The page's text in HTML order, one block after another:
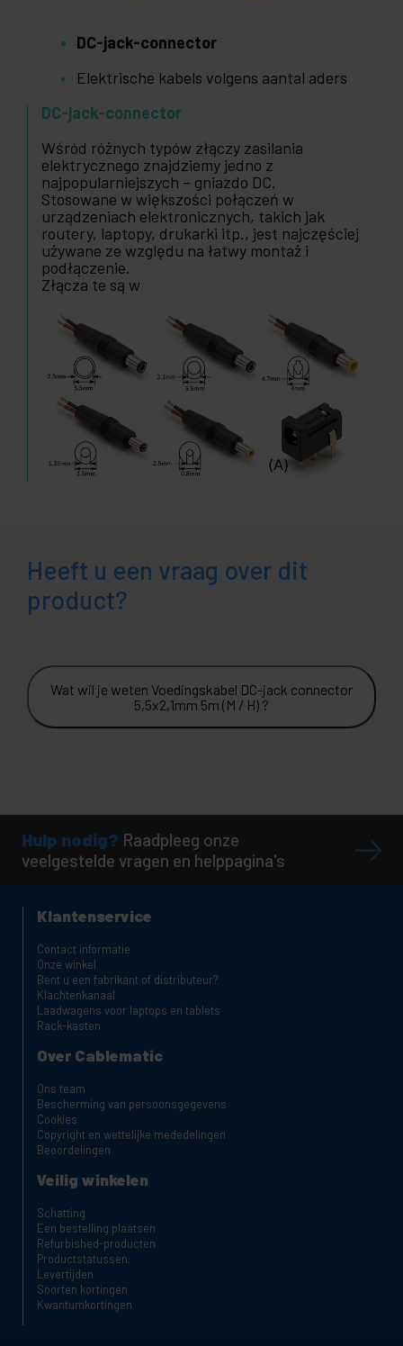
DC-jack-connector
Elektrische kabels volgens aantal aders
DC-jack-connector
Wśród różnych typów złączy zasilania
elektrycznego znajdziemy jedno z
najpopularniejszych – gniazdo DC.
Stosowane w większości połączeń w
urządzeniach elektronicznych, takich jak
routery, laptopy, drukarki itp., jest najczęściej
używane ze względu na łatwy montaż i
podłączenie.
Złącza te są w
Heeft u een vraag over dit
product?
Wat wil je weten Voedingskabel DC-jack connector
5,5x2,1mm 5m (M / H) ?
Hulp nodig? Raadpleeg onze
veelgestelde vragen en helppagina's
Klantenservice
Contact informatie
Onze winkel
Bent u een fabrikant of distributeur?
Klachtenkanaal
Laadwagens voor laptops en tablets
Rack-kasten
Over Cablematic
Ons team
Bescherming van persoonsgegevens
Cookies
Copyright en wettelijke mededelingen
Beoordelingen
Veilig winkelen
Schatting
Een bestelling plaatsen
Refurbished-producten
Productstatussen:
Levertijden
Soorten kortingen
Kwantumkortingen